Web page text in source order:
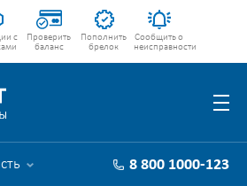
с
Проверить
баланс
Пополнить
брелок
Сообщить о
неисправности
8 800 1000-123